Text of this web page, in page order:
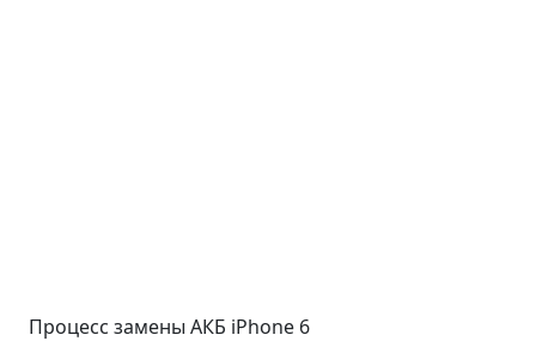
Процесс замены АКБ iPhone 6